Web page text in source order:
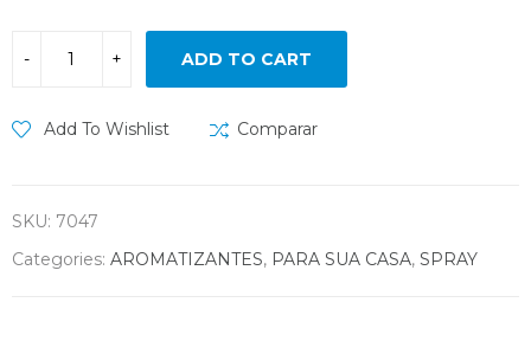
ADD TO CART
Add To Wishlist Comparar
SKU: 7047
Categories: AROMATIZANTES, PARA SUA CASA, SPRAY